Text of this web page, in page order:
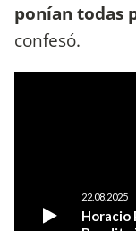
ponían todas
confesó.